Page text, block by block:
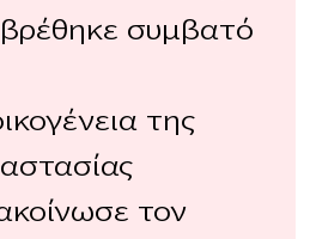
συμβατό
της
τον